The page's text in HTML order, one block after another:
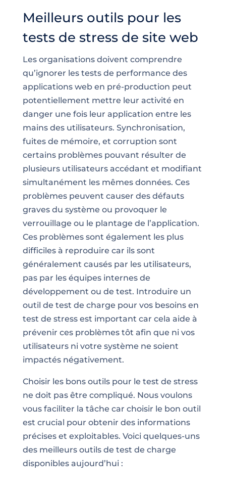
Meilleurs outils pour les
tests de stress de site web
Les organisations doivent comprendre
qu’ignorer les tests de performance des
applications web en pré-production peut
potentiellement mettre leur activité en
danger une fois leur application entre les
mains des utilisateurs. Synchronisation,
fuites de mémoire, et corruption sont
certains problèmes pouvant résulter de
plusieurs utilisateurs accédant et modifiant
simultanément les mêmes données. Ces
problèmes peuvent causer des défauts
graves du système ou provoquer le
verrouillage ou le plantage de l’application.
Ces problèmes sont également les plus
difficiles à reproduire car ils sont
généralement causés par les utilisateurs,
pas par les équipes internes de
développement ou de test. Introduire un
outil de test de charge pour vos besoins en
test de stress est important car cela aide à
prévenir ces problèmes tôt afin que ni vos
utilisateurs ni votre système ne soient
impactés négativement.
Choisir les bons outils pour le test de stress
ne doit pas être compliqué. Nous voulons
vous faciliter la tâche car choisir le bon outil
est crucial pour obtenir des informations
précises et exploitables. Voici quelques-uns
des meilleurs outils de test de charge
disponibles aujourd’hui :